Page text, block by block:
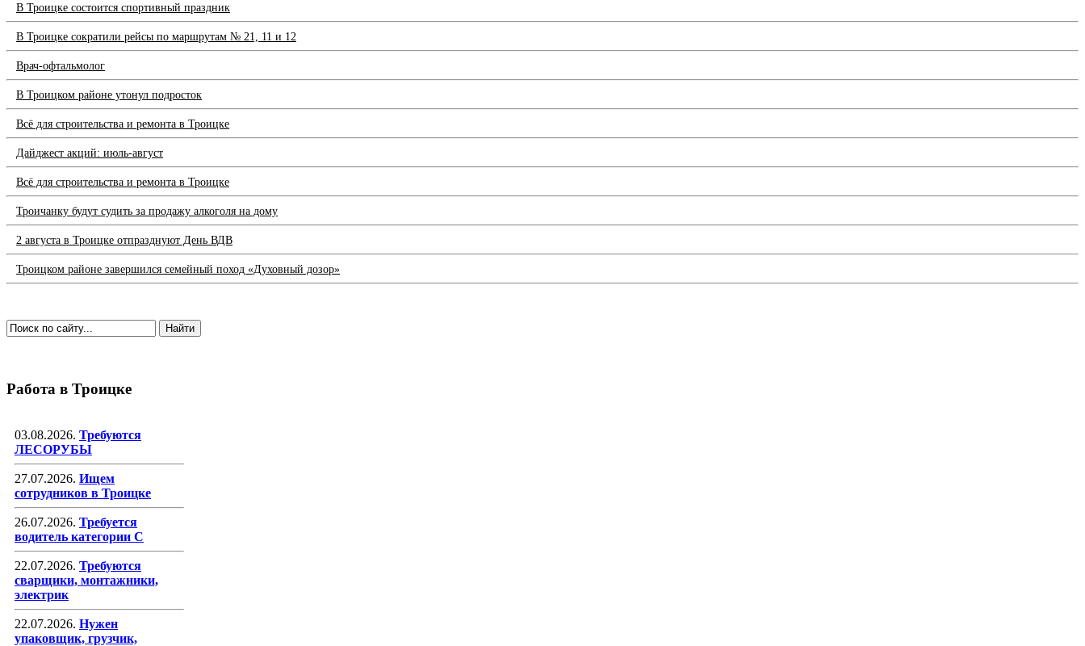
В Троицке состоится спортивный праздник
В Троицке сократили рейсы по маршрутам № 21, 11 и 12
Врач-офтальмолог
В Троицком районе утонул подросток
Всё для строительства и ремонта в Троицке
Дайджест акций: июль-август
Всё для строительства и ремонта в Троицке
Троичанку будут судить за продажу алкоголя на дому
2 августа в Троицке отпразднуют День ВДВ
Троицком районе завершился семейный поход «Духовный дозор»
Работа в Троицке
03.08.2026. Требуются
ЛЕСОРУБЫ
27.07.2026. Ищем
сотрудников в Троицке
26.07.2026. Требуется
водитель категории С
22.07.2026. Требуются
сварщики, монтажники,
электрик
22.07.2026. Нужен
упаковщик, грузчик,